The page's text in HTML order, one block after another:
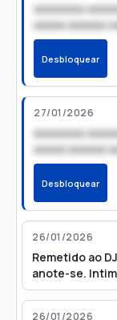
xxxxxxxx
xxxxx xxxxxx
Desbloquear
27/01/2026
xxxxxxxx
xxxxx xxxxxx
Desbloquear
26/01/2026
Remetido ao
anote-se.
preliminar.
citação do réu
26/01/2026